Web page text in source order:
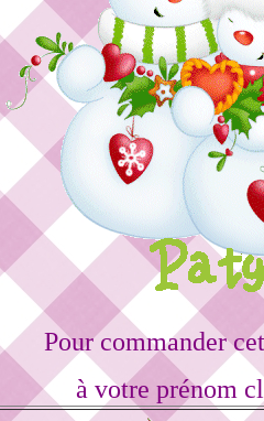
Pour commander
à votre prénom